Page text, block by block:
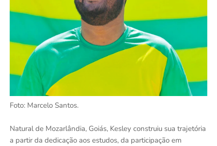
Foto: Marcelo Santos.
Natural de Mozarlândia, Goiás, Kesley construiu sua trajetória
a partir da dedicação aos estudos, da participação em